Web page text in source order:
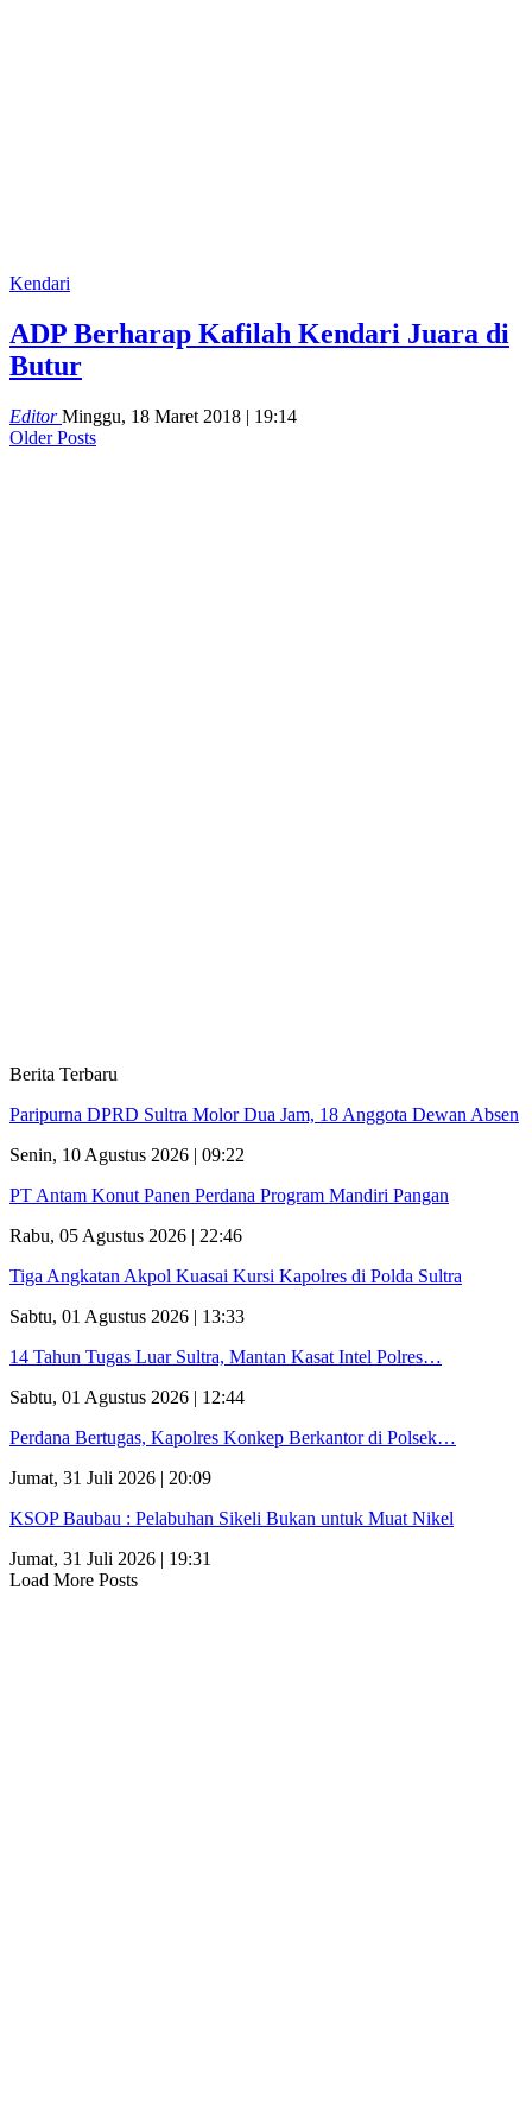
Kendari
ADP Berharap Kafilah Kendari Juara di
Butur
EditorMinggu, 18 Maret 2018 | 19:14
Older Posts
Berita Terbaru
Paripurna DPRD Sultra Molor Dua Jam, 18 Anggota Dewan Absen
Senin, 10 Agustus 2026 | 09:22
PT Antam Konut Panen Perdana Program Mandiri Pangan
Rabu, 05 Agustus 2026 | 22:46
Tiga Angkatan Akpol Kuasai Kursi Kapolres di Polda Sultra
Sabtu, 01 Agustus 2026 | 13:33
14 Tahun Tugas Luar Sultra, Mantan Kasat Intel Polres…
Sabtu, 01 Agustus 2026 | 12:44
Perdana Bertugas, Kapolres Konkep Berkantor di Polsek…
Jumat, 31 Juli 2026 | 20:09
KSOP Baubau : Pelabuhan Sikeli Bukan untuk Muat Nikel
Jumat, 31 Juli 2026 | 19:31
Load More Posts